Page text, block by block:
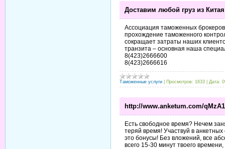
Доставим любой груз из Китая
Ассоциация таможенных
прохождение таможенного
сокращает затраты наших
транзита – основная наша
8(423)2666600
8(423)2666616
Таможенные услуги Просмотров: 1633 Дата:
http://www.anketum.com/
Есть свободное время? Нечем
теряй время! Участвуй в
это бонусы! Без вложений, все
всего 15-30 минут твоего